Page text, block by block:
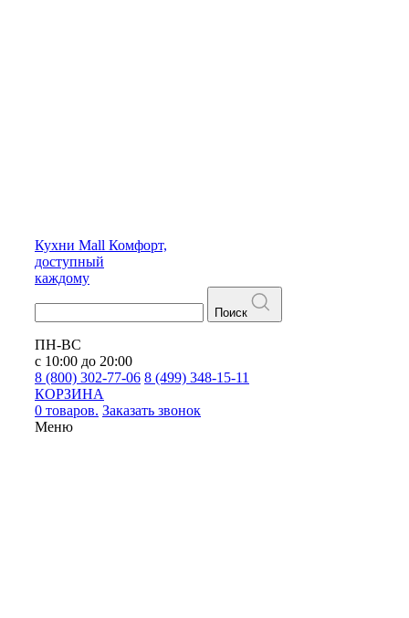
Кухни Mall Комфорт,
доступный
каждому
Поиск
ПН-ВС
с 10:00 до 20:00
8 (800) 302-77-06 8 (499) 348-15-11
КОРЗИНА
0 товаров. Заказать звонок
Меню